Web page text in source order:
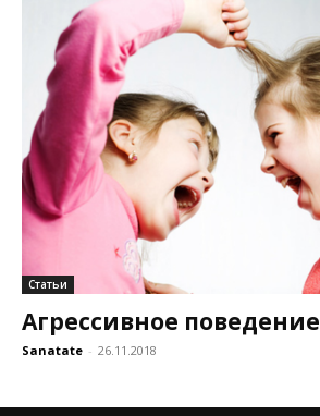
Статьи
Агрессивное
Sanatate - 26.11.2018